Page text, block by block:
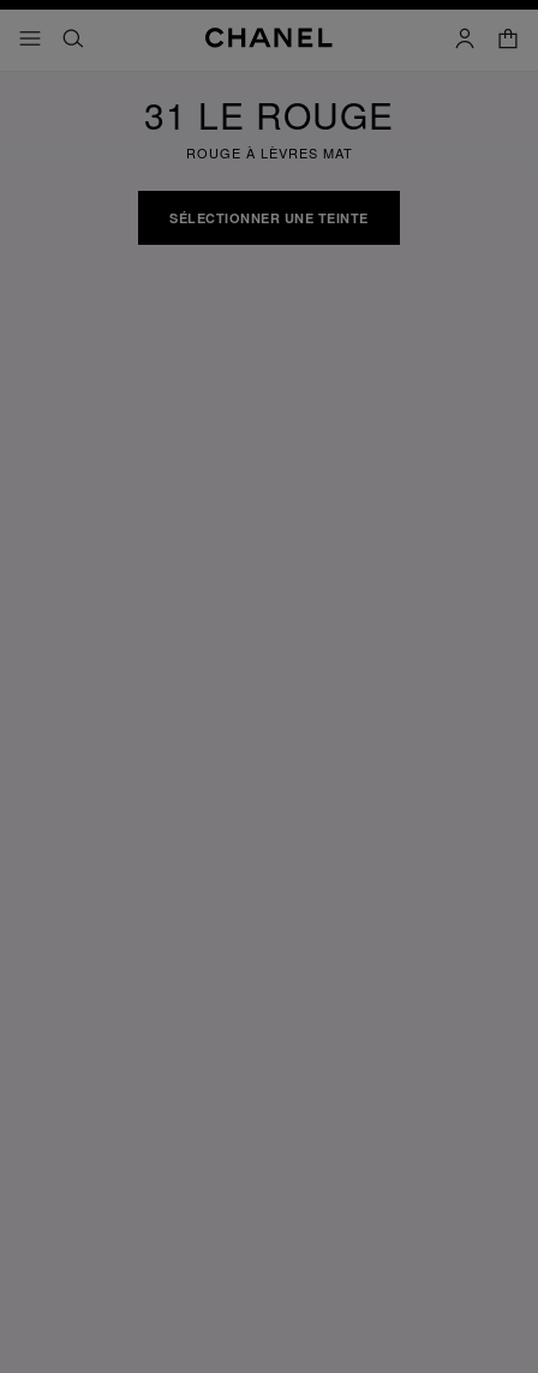
menu principal de navigation
- navigation principale
rechercher mon
panier
31 LE ROUGE
ROUGE À LÈVRES MAT
SÉLECTIONNER UNE TEINTE